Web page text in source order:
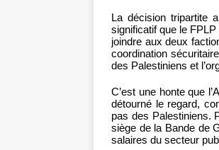
La décision tripartite
significatif que le
joindre aux deux
coordination
des Palestiniens et
C’est une honte que
détourné le regard,
pas des Palestiniens.
siège de la Bande de
salaires du secteur